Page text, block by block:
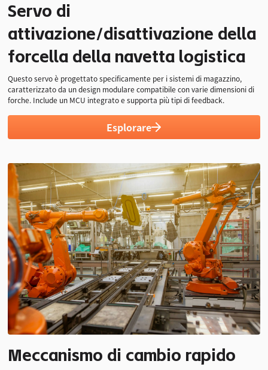
Servo di
attivazione/disattivazione della
forcella della navetta logistica
Questo servo è progettato specificamente per i sistemi di magazzino,
caratterizzato da un design modulare compatibile con varie dimensioni di
forche. Include un MCU integrato e supporta più tipi di feedback.
Esplorare
>8 kg·cm
Tocco di punta
Gamma di lavoro Calibrazione della
posizione centrale
Meccanismo di cambio rapido
50 kg·cm
12 giri
Isolamento